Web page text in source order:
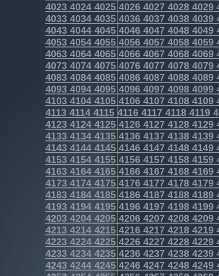
4023402440254026402740284029
4033403440354036403740384039
4043404440454046404740484049
4053405440554056405740584059
4063406440654066406740684069
4073407440754076407740784079
4083408440854086408740884089
4093409440954096409740984099
4103410441054106410741084109
4113411441154116411741184119
4123412441254126412741284129
4133413441354136413741384139
4143414441454146414741484149
4153415441554156415741584159
4163416441654166416741684169
4173417441754176417741784179
4183418441854186418741884189
4193419441954196419741984199
4203420442054206420742084209
4213421442154216421742184219
4223422442254226422742284229
4233423442354236423742384239
4243424442454246424742484249